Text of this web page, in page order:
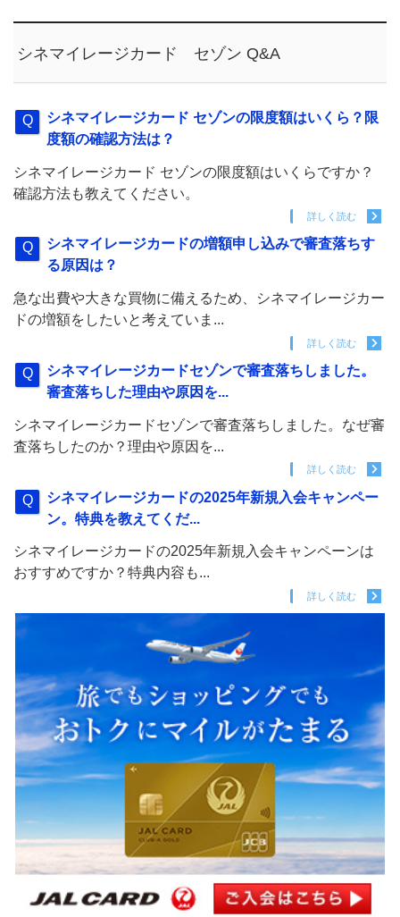
シネマイレージカード セゾン Q&A
シネマイレージカード セゾンの限度額はいくら？限
度額の確認方法は？
シネマイレージカード セゾンの限度額はいくらですか？
確認方法も教えてください。
詳しく読む
シネマイレージカードの増額申し込みで審査落ちす
る原因は？
急な出費や大きな買物に備えるため、シネマイレージカー
ドの増額をしたいと考えていま...
詳しく読む
シネマイレージカードセゾンで審査落ちしました。
審査落ちした理由や原因を...
シネマイレージカードセゾンで審査落ちしました。なぜ審
査落ちしたのか？理由や原因を...
詳しく読む
シネマイレージカードの2025年新規入会キャンペー
ン。特典を教えてくだ...
シネマイレージカードの2025年新規入会キャンペーンは
おすすめですか？特典内容も...
詳しく読む